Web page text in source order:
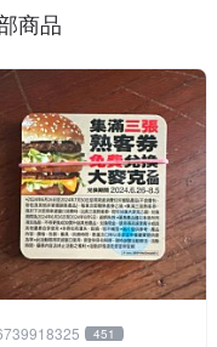
商品
451